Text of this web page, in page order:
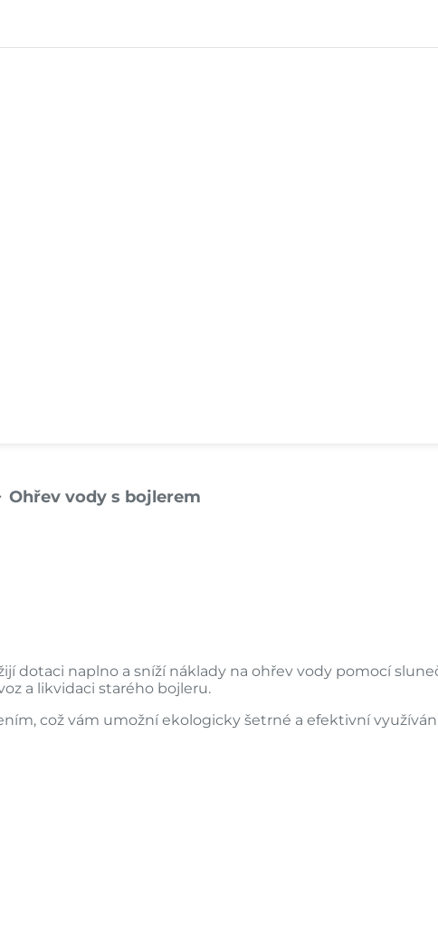
Ohřev vody s bojlerem
dotaci naplno a sníží náklady na ohřev vody pomocí
a likvidaci starého bojleru.
což vám umožní ekologicky šetrné a efektivní